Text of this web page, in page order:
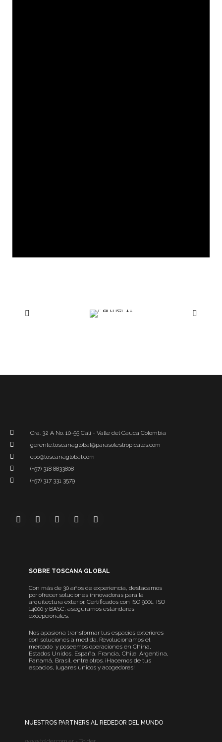
Cra. 32 A No. 10-55 Cali - Valle del Cauca Colombia
gerente.toscanaglobal@parasolestropicales.com
cpo@toscanaglobal.com
(+57) 318 8833808
(+57) 317 331 3579
SOBRE TOSCANA GLOBAL
Con más de 30 años de experiencia, destacamos
por ofrecer soluciones innovadoras para la
arquitectura exterior. Certificados con ISO 9001, ISO
14000 y BASC, aseguramos estándares
excepcionales.
Nos apasiona transformar tus espacios exteriores
con soluciones a medida. Revolucionamos el
mercado y poseemos operaciones en China,
Estados Unidos, España, Francia, Chile, Argentina,
Panamá, Brasil, entre otros. ¡Hacemos de tus
espacios, lugares únicos y acogedores!
NUESTROS PARTNERS AL REDEDOR DEL MUNDO